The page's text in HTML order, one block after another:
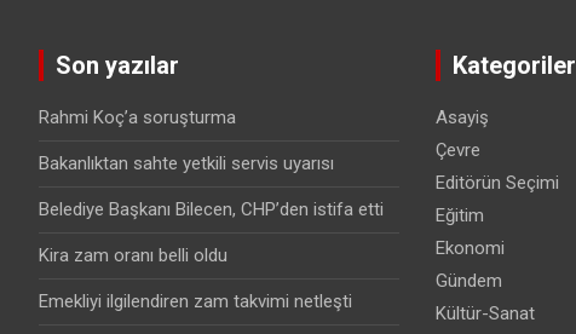
Son yazılar
Rahmi Koç’a soruşturma
Bakanlıktan sahte yetkili servis uyarısı
Belediye Başkanı Bilecen, CHP’den istifa etti
Kira zam oranı belli oldu
Emekliyi ilgilendiren zam takvimi netleşti
Kategoriler
Asayiş
Çevre
Editörün Seçimi
Eğitim
Ekonomi
Gündem
Kültür-Sanat